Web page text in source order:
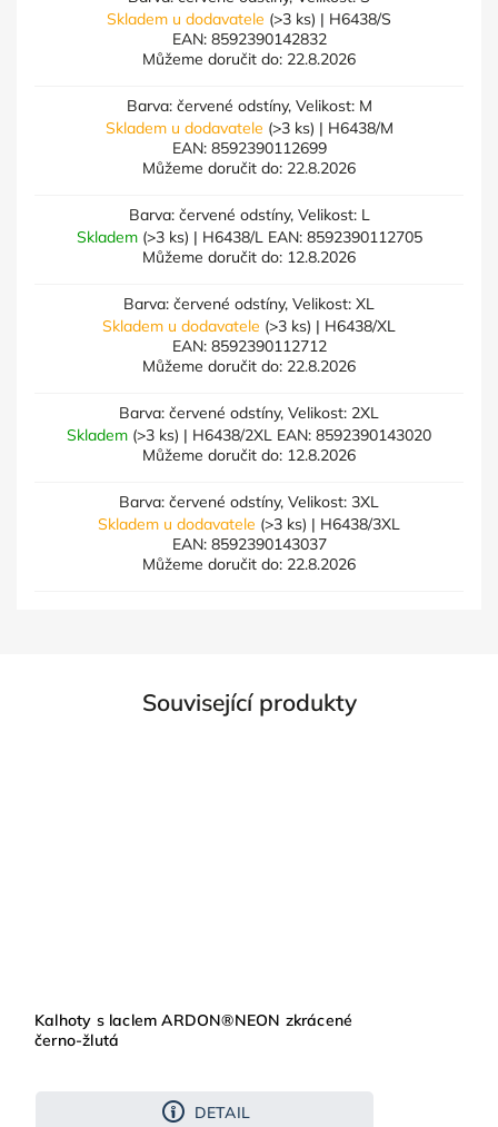
Skladem u dodavatele (>3 ks) | H6438/S
EAN: 8592390142832
Můžeme doručit do: 22.8.2026
Barva: červené odstíny, Velikost: M
Skladem u dodavatele (>3 ks) | H6438/M
EAN: 8592390112699
Můžeme doručit do: 22.8.2026
Barva: červené odstíny, Velikost: L
Skladem (>3 ks) | H6438/L EAN: 8592390112705
Můžeme doručit do: 12.8.2026
Barva: červené odstíny, Velikost: XL
Skladem u dodavatele (>3 ks) | H6438/XL
EAN: 8592390112712
Můžeme doručit do: 22.8.2026
Barva: červené odstíny, Velikost: 2XL
Skladem (>3 ks) | H6438/2XL EAN: 8592390143020
Můžeme doručit do: 12.8.2026
Barva: červené odstíny, Velikost: 3XL
Skladem u dodavatele (>3 ks) | H6438/3XL
EAN: 8592390143037
Můžeme doručit do: 22.8.2026
Související produkty
Kalhoty s laclem ARDON®NEON zkrácené
černo-žlutá
DETAIL